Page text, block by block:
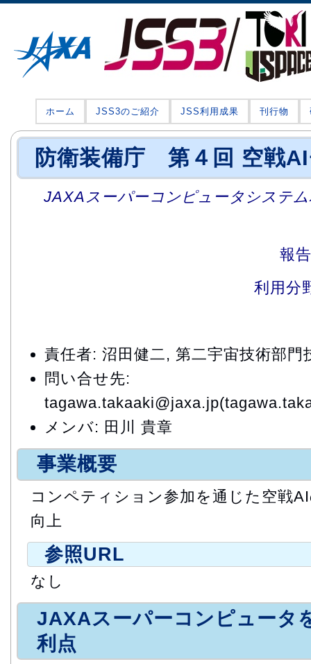
ホーム JSS3のご紹介 JSS利用成果 刊行物
防衛装備庁 第４回 空戦
JAXAスーパーコンピュータシステ
報
利用分
責任者: 沼田健二, 第二宇宙技術部門
問い合せ先:
メンバ: 田川 貴章
事業概要
コンペティション参加を通じた空戦
向上
参照URL
なし
JAXAスーパーコンピュータ
利点